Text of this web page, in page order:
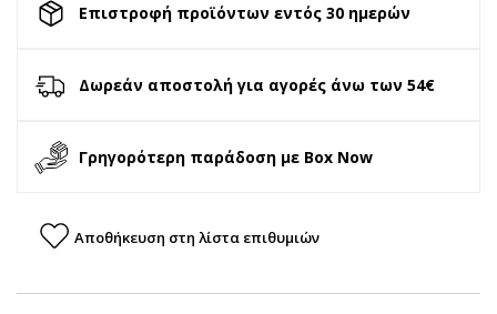
Επιστροφή προϊόντων εντός 30 ημερών
Δωρεάν αποστολή για αγορές άνω των 54€
Γρηγορότερη παράδοση με Box Now
Αποθήκευση στη λίστα επιθυμιών